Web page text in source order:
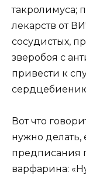
такролимуса;
лекарств от
сосудистых,
зверобоя с
привести к
Вот что
нужно делать,
предписания
варфарина: